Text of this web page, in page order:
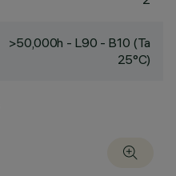
>50,000h - L90 - B10 (Ta
25°C)